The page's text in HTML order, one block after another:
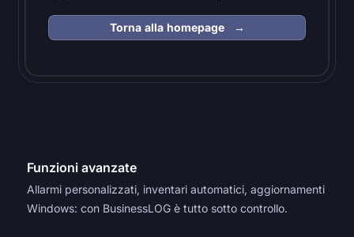
Torna alla homepage →
Funzioni avanzate
Allarmi personalizzati, inventari automatici, aggiornamenti
Windows: con BusinessLOG è tutto sotto controllo.